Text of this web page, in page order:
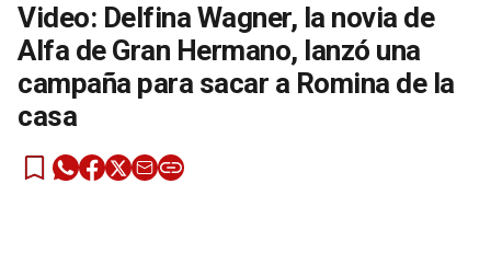
Video: Delfina Wagner, la novia de
Alfa de Gran Hermano, lanzó una
campaña para sacar a Romina de la
casa